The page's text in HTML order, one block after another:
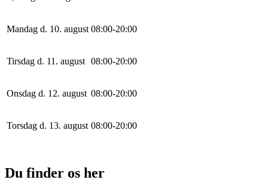
Mandag d. 10. august 08:00-20:00
Tirsdag d. 11. august 08:00-20:00
Onsdag d. 12. august 08:00-20:00
Torsdag d. 13. august 08:00-20:00
Du finder os her